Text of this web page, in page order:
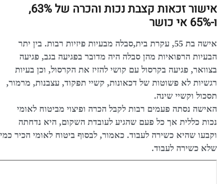
אישור זכאות קצבת נכות והכרה של 63%,
ו-65% אי כושר
אישה בת 55, עקרת בית,סבלה מבעיות פיזיות רבות. בין יתר
הבעיות הרפואיות מהן סבלה היה מדובר בפגיעה בגב, פגיעה
בצוואר, פגיעה בקרסול עם קושי להזיז את הקרסול, וכן בעיות
רגשיות לא פשוטות של דכאונות, קשיי תפקוד, עצבנות, מרמור,
תסכול וקשיי שינה.
האישה נסתה פעמים רבות לקבל הכרה ופיצוי מביטוח לאומי
נכות כללית אך כל פעם שהגיע לעובדת השקום, היא נדחתה
וקבעו שהיא כשירה לעבוד. כאמור, לבסוף ביטוח לאומי הכיר כמי
שלא כשירה לעבוד.